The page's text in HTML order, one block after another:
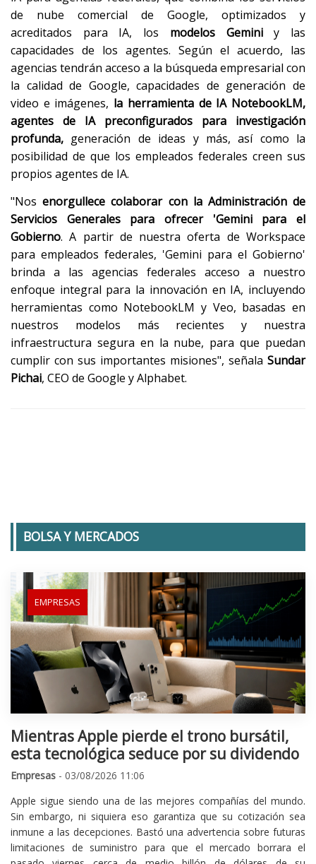
de nube comercial de Google, optimizados y
acreditados para IA, los modelos Geminiy las
capacidades de los agentes. Según el acuerdo, las
agencias tendrán acceso a la búsqueda empresarial con
la calidad de Google, capacidades de generación de
video e imágenes, la herramienta de IA NotebookLM,
agentes de IA preconfigurados para investigación
profunda, generación de ideas y más, así como la
posibilidad de que los empleados federales creen sus
propios agentes de IA.
"Nos enorgullece colaborar con la Administración de
Servicios Generales para ofrecer 'Gemini para el
Gobierno. A partir de nuestra oferta de Workspace
para empleados federales, 'Gemini para el Gobierno'
brinda a las agencias federales acceso a nuestro
enfoque integral para la innovación en IA, incluyendo
herramientas como NotebookLM y Veo, basadas en
nuestros modelos más recientes y nuestra
infraestructura segura en la nube, para que puedan
cumplir con sus importantes misiones", señala Sundar
Pichai, CEO de Google y Alphabet.
BOLSA Y MERCADOS
EMPRESAS
Mientras Apple pierde el trono bursátil,
esta tecnológica seduce por su dividendo
Empresas - 03/08/2026 11:06
Apple sigue siendo una de las mejores compañías del mundo.
Sin embargo, ni siquiera eso garantiza que su cotización sea
inmune a las decepciones. Bastó una advertencia sobre futuras
limitaciones de suministro para que el mercado borrara el